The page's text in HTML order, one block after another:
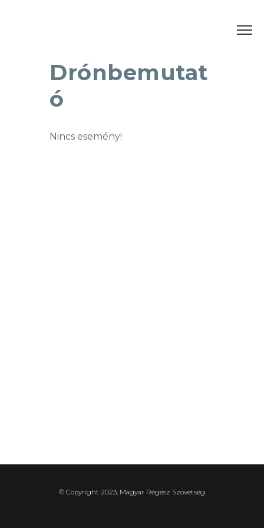
Drónbemutat
ó
Nincs esemény!
© Copyright 2023, Magyar Régész Szövetség